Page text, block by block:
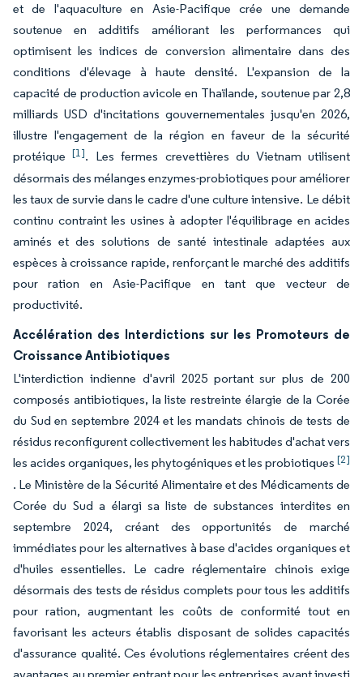
et de l'aquaculture en Asie-Pacifique crée une demande
soutenue en additifs améliorant les performances qui
optimisent les indices de conversion alimentaire dans des
conditions d'élevage à haute densité. L'expansion de la
capacité de production avicole en Thaïlande, soutenue par 2,8
milliards USD d'incitations gouvernementales jusqu'en 2026,
illustre l'engagement de la région en faveur de la sécurité
protéique[1]. Les fermes crevettières du Vietnam utilisent
désormais des mélanges enzymes-probiotiques pour améliorer
les taux de survie dans le cadre d'une culture intensive. Le débit
continu contraint les usines à adopter l'équilibrage en acides
aminés et des solutions de santé intestinale adaptées aux
espèces à croissance rapide, renforçant le marché des additifs
pour ration en Asie-Pacifique en tant que vecteur de
productivité.
Accélération des Interdictions sur les Promoteurs de
Croissance Antibiotiques
L'interdiction indienne d'avril 2025 portant sur plus de 200
composés antibiotiques, la liste restreinte élargie de la Corée
du Sud en septembre 2024 et les mandats chinois de tests de
résidus reconfigurent collectivement les habitudes d'achat vers
les acides organiques, les phytogéniques et les probiotiques [2]
. Le Ministère de la Sécurité Alimentaire et des Médicaments de
Corée du Sud a élargi sa liste de substances interdites en
septembre 2024, créant des opportunités de marché
immédiates pour les alternatives à base d'acides organiques et
d'huiles essentielles. Le cadre réglementaire chinois exige
désormais des tests de résidus complets pour tous les additifs
pour ration, augmentant les coûts de conformité tout en
favorisant les acteurs établis disposant de solides capacités
d'assurance qualité. Ces évolutions réglementaires créent des